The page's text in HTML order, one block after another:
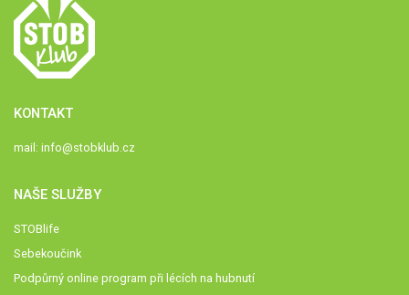
KONTAKT
mail: info@stobklub.cz
NAŠE SLUŽBY
STOBlife
Sebekoučink
Podpůrný online program při lécích na hubnutí